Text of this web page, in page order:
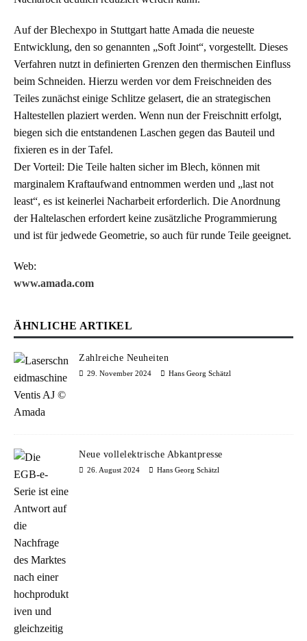
Auf der Blechexpo in Stuttgart hatte Amada die neueste
Entwicklung, den so genannten „Soft Joint“, vorgestellt. Dieses
Verfahren nutzt in definierten Grenzen den thermischen Einfluss
beim Schneiden. Hierzu werden vor dem Freischneiden des
Teiles zunächst einige Schlitze gelasert, die an strategischen
Haltestellen plaziert werden. Wenn nun der Freischnitt erfolgt,
biegen sich die entstandenen Laschen gegen das Bauteil und
fixieren es in der Tafel.
Der Vorteil: Die Teile halten sicher im Blech, können mit
marginalem Kraftaufwand entnommen werden und „last not
least“, es ist keinerlei Nacharbeit erforderlich. Die Anordnung
der Haltelaschen erfordert keine zusätzliche Programmierung
und ist für jedwede Geometrie, so auch für runde Teile geeignet.
Web:
www.amada.com
ÄHNLICHE ARTIKEL
Zahlreiche Neuheiten
29. November 2024 Hans Georg Schätzl
Neue vollelektrische Abkantpresse
26. August 2024 Hans Georg Schätzl